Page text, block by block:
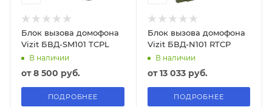
Блок вызова домофона
Vizit БВД-SM101 TCPL
В наличии
от8 500 руб.
ПОДРОБНЕЕ
Блок вызова домофона
Vizit БВД-N101 RTCP
В наличии
от13 033 руб.
ПОДРОБНЕЕ